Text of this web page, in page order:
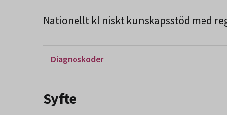
Nationellt kliniskt kunskapsstöd med
Diagnoskoder
Syfte